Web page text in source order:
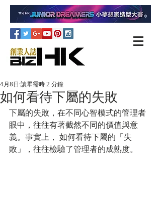
如何看待下屬的失敗
4月8日 讀畢需時 2 分鐘
下屬的失敗，在不同心智模式的管理者
眼中，往往有著截然不同的價值與意
義。事實上， 如何看待下屬的「失
敗」，往往檢驗了管理者的成熟度。